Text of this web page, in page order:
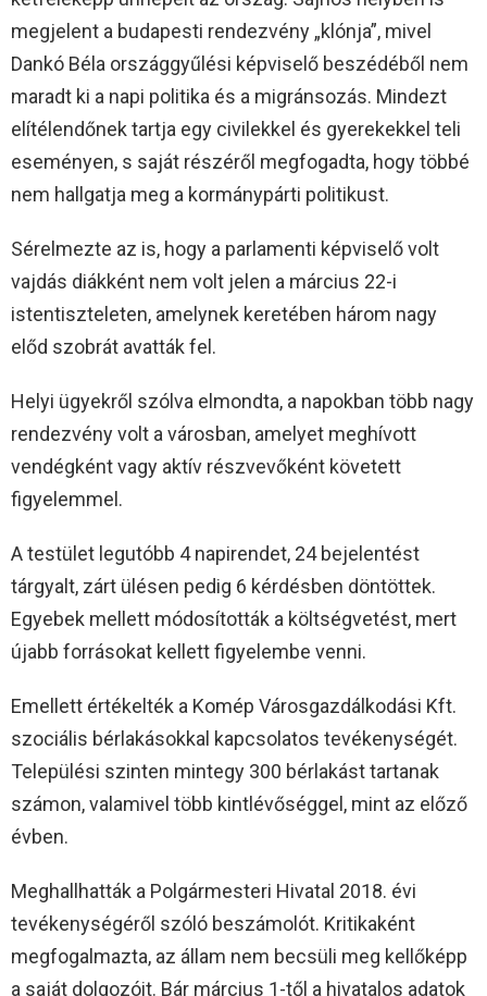
megjelent a budapesti rendezvény „klónja”, mivel
Dankó Béla országgyűlési képviselő beszédéből nem
maradt ki a napi politika és a migránsozás. Mindezt
elítélendőnek tartja egy civilekkel és gyerekekkel teli
eseményen, s saját részéről megfogadta, hogy többé
nem hallgatja meg a kormánypárti politikust.
Sérelmezte az is, hogy a parlamenti képviselő volt
vajdás diákként nem volt jelen a március 22-i
istentiszteleten, amelynek keretében három nagy
előd szobrát avatták fel.
Helyi ügyekről szólva elmondta, a napokban több nagy
rendezvény volt a városban, amelyet meghívott
vendégként vagy aktív részvevőként követett
figyelemmel.
A testület legutóbb 4 napirendet, 24 bejelentést
tárgyalt, zárt ülésen pedig 6 kérdésben döntöttek.
Egyebek mellett módosították a költségvetést, mert
újabb forrásokat kellett figyelembe venni.
Emellett értékelték a Komép Városgazdálkodási Kft.
szociális bérlakásokkal kapcsolatos tevékenységét.
Települési szinten mintegy 300 bérlakást tartanak
számon, valamivel több kintlévőséggel, mint az előző
évben.
Meghallhatták a Polgármesteri Hivatal 2018. évi
tevékenységéről szóló beszámolót. Kritikaként
megfogalmazta, az állam nem becsüli meg kellőképp
a saját dolgozóit. Bár március 1-től a hivatalos adatok